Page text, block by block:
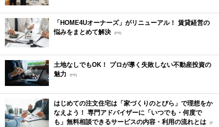
「HOME4Uオーナーズ」がリニューアル！ 賃貸経営の
悩みをまとめて解決 [PR]
土地なしでもOK！ プロが導く失敗しない不動産投資の
魅力
[PR]
はじめての注文住宅は「家づくりのとびら」で理想をか
なえよう！ 専門アドバイザーに「いつでも・何度で
も」無料相談できるサービスの内容・利用の流れとは [P